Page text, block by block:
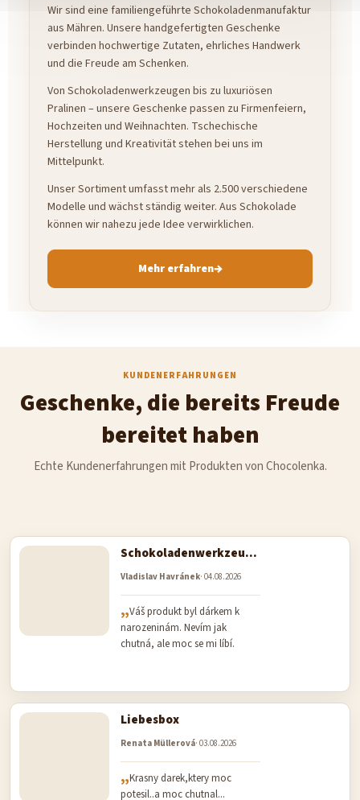
Wir sind eine familiengeführte Schokoladenmanufaktur
aus Mähren. Unsere handgefertigten Geschenke
verbinden hochwertige Zutaten, ehrliches Handwerk
und die Freude am Schenken.
Von Schokoladenwerkzeugen bis zu luxuriösen
Pralinen – unsere Geschenke passen zu Firmenfeiern,
Hochzeiten und Weihnachten. Tschechische
Herstellung und Kreativität stehen bei uns im
Mittelpunkt.
Unser Sortiment umfasst mehr als 2.500 verschiedene
Modelle und wächst ständig weiter. Aus Schokolade
können wir nahezu jede Idee verwirklichen.
Mehr erfahren
KUNDENERFAHRUNGEN
Geschenke, die bereits Freude
bereitet haben
Echte Kundenerfahrungen mit Produkten von Chocolenka.
Schokoladenwerkzeuge - Werkzeugsatz mit Hammer Nr. 2
Die
Produktbewertung
beträgt
5
von
5
Vladislav Havránek 04.08.2026
Váš produkt byl dárkem k
narozeninám. Nevím jak
chutná, ale moc se mi líbí.
Liebesbox
Die
Produktbewertung
beträgt
5
von
Renata Müllerová 03.08.2026
Krasny darek,ktery moc
potesil..a moc chutnal...